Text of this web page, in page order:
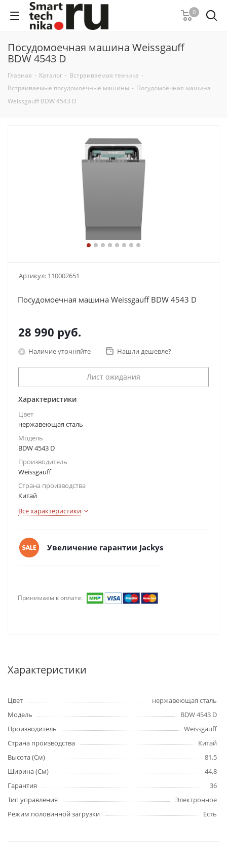
0
Посудомоечная машина Weissgauff
BDW 4543 D
Главная - Каталог - Встраиваемая техника -
Встраиваемые посудомоечные машины - Посудомоечная машина
Weissgauff BDW 4543 D
Артикул: 110002651
Посудомоечная машина Weissgauff BDW 4543 D
28 990 руб.
Наличие уточняйте Нашли дешевле?
Лист ожидания
Характеристики
Цвет
нержавеющая сталь
Модель
BDW 4543 D
Производитель
Weissgauff
Страна производства
Китай
Все характеристики
Увеличение гарантии Jackys
Принимаем к оплате:
Характеристики
Цвет
нержавеющая сталь
Модель
BDW 4543 D
Производитель
Weissgauff
Страна производства
Китай
Высота (См)
81.5
Ширина (См)
44,8
Гарантия
36
Тип управления
Электронное
Режим половинной загрузки
Есть